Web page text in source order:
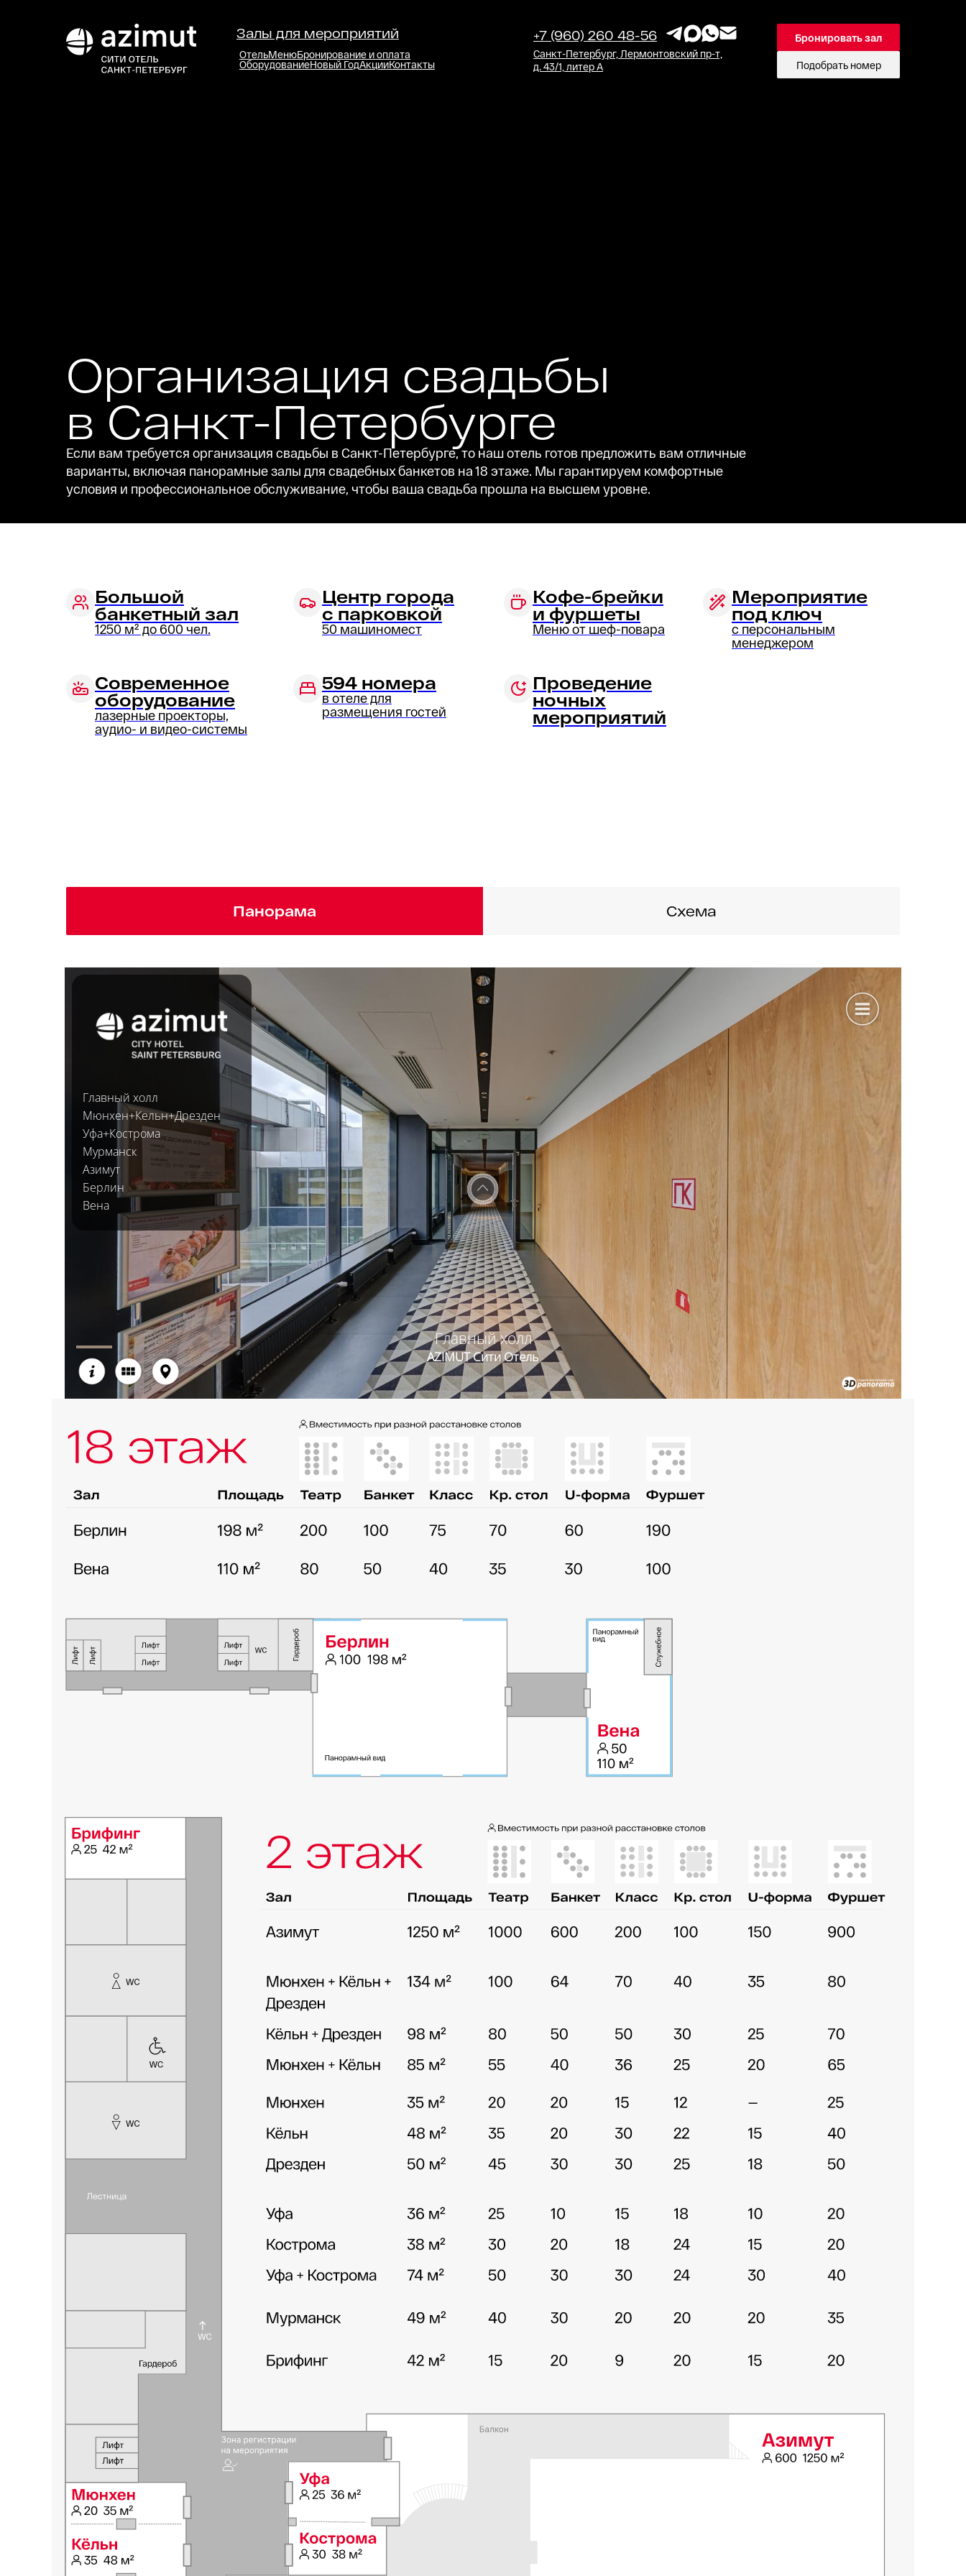
Санкт-Петербург, Лермонтовский пр-т,
д. 43/1, литер А
ОтельМенюБронирование и оплата
ОборудованиеНовый ГодАкцииКонтакты
Бронировать зал
Подобрать номер
+7 (960) 260 48-56
Залы для мероприятий
Организация свадьбы
в Санкт-Петербурге
Если вам требуется организация свадьбы в Санкт-Петербурге, то наш отель готов предложить вам отличные
варианты, включая панорамные залы для свадебных банкетов на 18 этаже. Мы гарантируем комфортные
условия и профессиональное обслуживание, чтобы ваша свадьба прошла на высшем уровне.
Проведение
ночных
мероприятий
Мероприятие
под ключ
с персональным
менеджером
594 номера
в отеле для
размещения гостей
Большой
банкетный зал
1250 м² до 600 чел.
Современное
оборудование
лазерные проекторы,
аудио- и видео-системы
Кофе-брейки
и фуршеты
Меню от шеф-повара
Центр города
с парковкой
50 машиномест
Панорама Схема